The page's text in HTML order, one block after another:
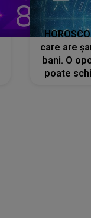
care are
bani. O
poate